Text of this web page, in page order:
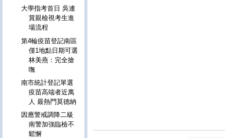
大學指考首日 吳連
賞親檢視考生進
場流程
第4輪疫苗登記南區
僅1地點日期可選
林美燕：完全搶
嘸
南市統計登記單選
疫苗高端者近萬
人 最熱門莫德納
因應警戒調降二級
南警加強臨檢不
鬆懈